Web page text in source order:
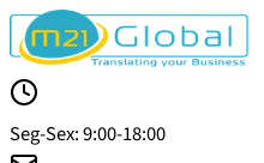
Seg-Sex: 9:00-18:00